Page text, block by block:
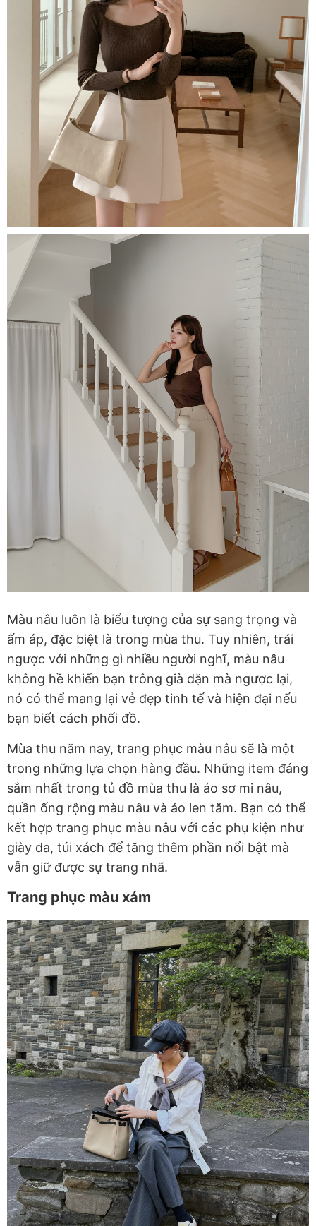
Màu nâu luôn là biểu tượng của sự sang trọng và
ấm áp, đặc biệt là trong mùa thu. Tuy nhiên, trái
ngược với những gì nhiều người nghĩ, màu nâu
không hề khiến bạn trông già dặn mà ngược lại,
nó có thể mang lại vẻ đẹp tinh tế và hiện đại nếu
bạn biết cách phối đồ.
Mùa thu năm nay, trang phục màu nâu sẽ là một
trong những lựa chọn hàng đầu. Những item đáng
sắm nhất trong tủ đồ mùa thu là áo sơ mi nâu,
quần ống rộng màu nâu và áo len tăm. Bạn có thể
kết hợp trang phục màu nâu với các phụ kiện như
giày da, túi xách để tăng thêm phần nổi bật mà
vẫn giữ được sự trang nhã.
Trang phục màu xám